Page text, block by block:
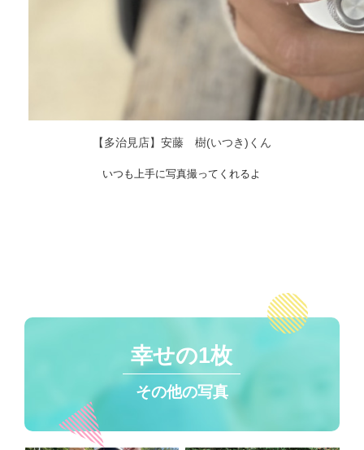
【多治見店】安藤 樹(いつき)くん
いつも上手に写真撮ってくれるよ
幸せの1枚
その他の写真